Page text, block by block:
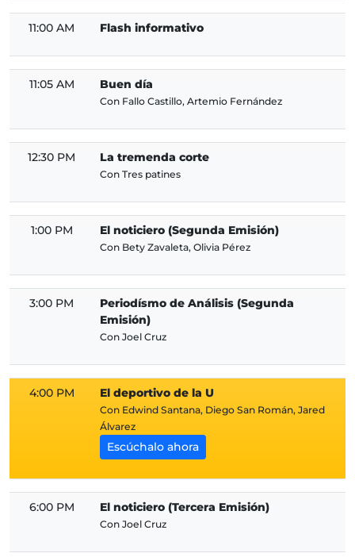
11:00 AM Flash informativo
11:05 AM Buen día
Con Fallo Castillo, Artemio Fernández
12:30 PM La tremenda corte
Con Tres patines
1:00 PM El noticiero (Segunda Emisión)
Con Bety Zavaleta, Olivia Pérez
3:00 PM
Periodísmo de Análisis (Segunda
Emisión)
Con Joel Cruz
4:00 PM El deportivo de la U
Con Edwind Santana, Diego San Román, Jared
Álvarez
Escúchalo ahora
6:00 PM El noticiero (Tercera Emisión)
Con Joel Cruz